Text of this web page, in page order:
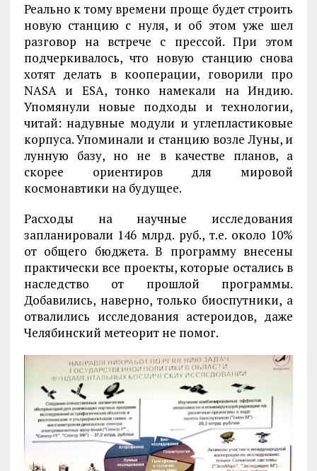
Реально к тому времени проще будет строить
новую станцию с нуля, и об этом уже шел
разговор на встрече с прессой. При этом
подчеркивалось, что новую станцию снова
хотят делать в кооперации, говорили про
NASA и ESA, тонко намекали на Индию.
Упомянули новые подходы и технологии,
читай: надувные модули и углепластиковые
корпуса. Упоминали и станцию возле Луны, и
лунную базу, но не в качестве планов, а
скорее ориентиров для мировой
космонавтики на будущее.
Расходы на научные исследования
запланировали 146 млрд. руб., т.е. около 10%
от общего бюджета. В программу внесены
практически все проекты, которые остались в
наследство от прошлой программы.
Добавились, наверно, только биоспутники, а
отвалились исследования астероидов, даже
Челябинский метеорит не помог.